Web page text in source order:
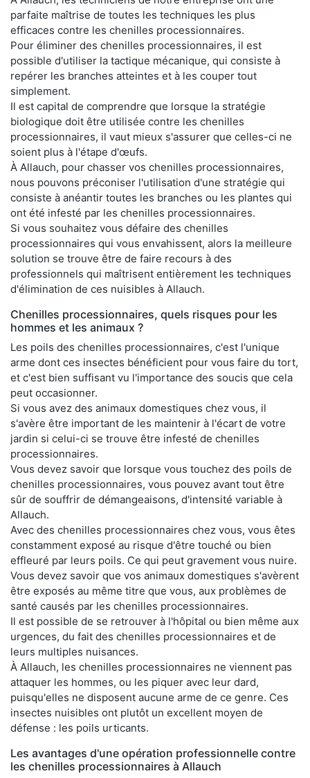
parfaite maîtrise de toutes les techniques les plus
efficaces contre les chenilles processionnaires.
Pour éliminer des chenilles processionnaires, il est
possible d'utiliser la tactique mécanique, qui consiste à
repérer les branches atteintes et à les couper tout
simplement.
Il est capital de comprendre que lorsque la stratégie
biologique doit être utilisée contre les chenilles
processionnaires, il vaut mieux s'assurer que celles-ci ne
soient plus à l'étape d'œufs.
À Allauch, pour chasser vos chenilles processionnaires,
nous pouvons préconiser l'utilisation d'une stratégie qui
consiste à anéantir toutes les branches ou les plantes qui
ont été infesté par les chenilles processionnaires.
Si vous souhaitez vous défaire des chenilles
processionnaires qui vous envahissent, alors la meilleure
solution se trouve être de faire recours à des
professionnels qui maîtrisent entièrement les techniques
d'élimination de ces nuisibles à Allauch.
Chenilles processionnaires, quels risques pour les
hommes et les animaux ?
Les poils des chenilles processionnaires, c'est l'unique
arme dont ces insectes bénéficient pour vous faire du tort,
et c'est bien suffisant vu l'importance des soucis que cela
peut occasionner.
Si vous avez des animaux domestiques chez vous, il
s'avère être important de les maintenir à l'écart de votre
jardin si celui-ci se trouve être infesté de chenilles
processionnaires.
Vous devez savoir que lorsque vous touchez des poils de
chenilles processionnaires, vous pouvez avant tout être
sûr de souffrir de démangeaisons, d'intensité variable à
Allauch.
Avec des chenilles processionnaires chez vous, vous êtes
constamment exposé au risque d'être touché ou bien
effleuré par leurs poils. Ce qui peut gravement vous nuire.
Vous devez savoir que vos animaux domestiques s'avèrent
être exposés au même titre que vous, aux problèmes de
santé causés par les chenilles processionnaires.
Il est possible de se retrouver à l'hôpital ou bien même aux
urgences, du fait des chenilles processionnaires et de
leurs multiples nuisances.
À Allauch, les chenilles processionnaires ne viennent pas
attaquer les hommes, ou les piquer avec leur dard,
puisqu'elles ne disposent aucune arme de ce genre. Ces
insectes nuisibles ont plutôt un excellent moyen de
défense : les poils urticants.
Les avantages d'une opération professionnelle contre
les chenilles processionnaires à Allauch